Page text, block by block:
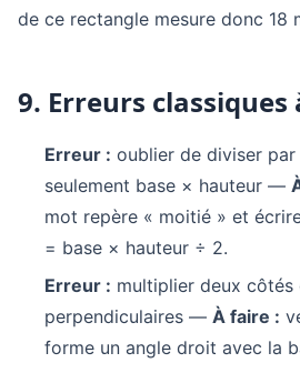
de ce rectangle mesure donc 18
9. Erreurs
Erreur : oublier de diviser
seulement base × hauteur —
mot repère « moitié » et
= base × hauteur ÷ 2.
Erreur : multiplier deux côtés
perpendiculaires — À faire :
forme un angle droit avec la